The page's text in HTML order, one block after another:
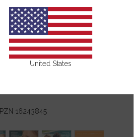
PZN 16243845
United States